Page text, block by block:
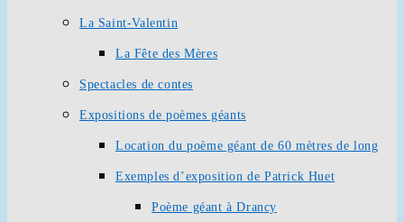
La Saint-Valentin
La Fête des Mères
Spectacles de contes
Expositions de poèmes géants
Location du poème géant de 60 mètres de long
Exemples d’exposition de Patrick Huet
Poème géant à Drancy